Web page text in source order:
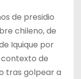
de presidio
chileno, de
Iquique por
contexto de
tras golpear a